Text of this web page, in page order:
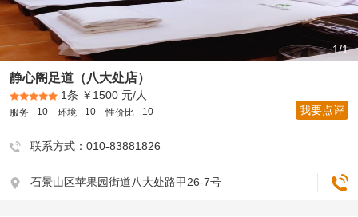
1/1
静心阁足道（八大处店）
1条 ￥1500 元/人
10
服务 10
环境 10
性价比 我要点评
联系方式：010-83881826
石景山区苹果园街道八大处路甲26-7号